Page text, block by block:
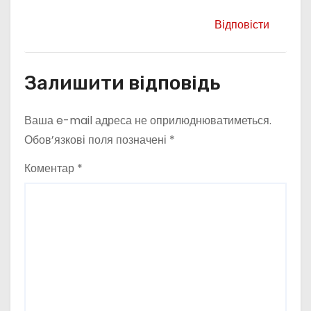
Відповісти
Залишити відповідь
Ваша e-mail адреса не оприлюднюватиметься.
Обов’язкові поля позначені *
Коментар *